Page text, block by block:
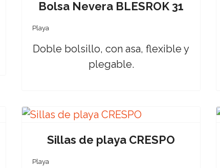
Bolsa Nevera BLESROK 31
Playa
Doble bolsillo, con asa, flexible y
plegable.
Sillas de playa CRESPO
Playa